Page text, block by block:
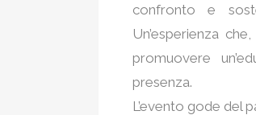
confronto e
Un’esperienza
promuovere
presenza.
L’evento gode del